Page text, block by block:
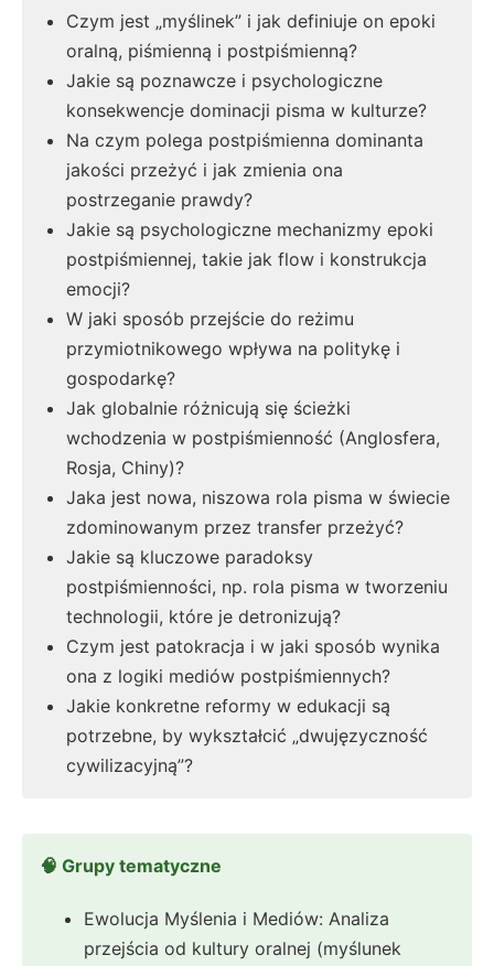
Czym jest „myślinek” i jak definiuje on epoki
oralną, piśmienną i postpiśmienną?
Jakie są poznawcze i psychologiczne
konsekwencje dominacji pisma w kulturze?
Na czym polega postpiśmienna dominanta
jakości przeżyć i jak zmienia ona
postrzeganie prawdy?
Jakie są psychologiczne mechanizmy epoki
postpiśmiennej, takie jak flow i konstrukcja
emocji?
W jaki sposób przejście do reżimu
przymiotnikowego wpływa na politykę i
gospodarkę?
Jak globalnie różnicują się ścieżki
wchodzenia w postpiśmienność (Anglosfera,
Rosja, Chiny)?
Jaka jest nowa, niszowa rola pisma w świecie
zdominowanym przez transfer przeżyć?
Jakie są kluczowe paradoksy
postpiśmienności, np. rola pisma w tworzeniu
technologii, które je detronizują?
Czym jest patokracja i w jaki sposób wynika
ona z logiki mediów postpiśmiennych?
Jakie konkretne reformy w edukacji są
potrzebne, by wykształcić „dwujęzyczność
cywilizacyjną”?
🧠 Grupy tematyczne
Ewolucja Myślenia i Mediów: Analiza
przejścia od kultury oralnej (myślunek